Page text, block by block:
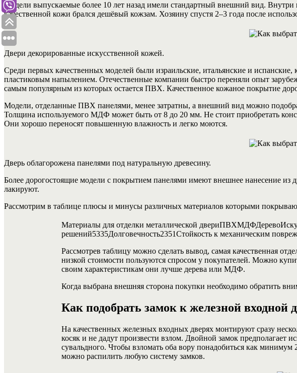
Модели выпускаемые более 10 лет назад имели стандартный внешний вид.
качественной кожи брался дешёвый кожзам. Хозяину спустя 2–3 года после
Двери декорированные искусственной кожей.
Среди первых качественных моделей были израильские, итальянские и
пластиковым напылением. Отечественные компании быстро переняли опыт
самым популярным из которых остается ПВХ. Качественное кожаное покрытие
Модели, отделанные ПВХ панелями, менее затратны, а внешний вид можно
Толщина используемого МДФ может быть от 8 до 20 мм. Не стоит приобретать
Они хорошо переносят повышенную влажность и легко моются.
Дверь облагорожена панелями под натуральную древесину.
Более дорогостоящие модели с покрытием панелями имеют внешнее нанесение
лакируют.
Рассмотрим в таблице плюсы и минусы различных материалов которыми
Материалы для отделки металлической
решений5335Долговечность2351Стойкость к механическим
Рассмотрев таблицу можно сделать вывод, самая качественная
низкой стоимости пользуются спросом у покупателей. Можно
своим характеристикам они лучше дерева или МДФ.
Когда выбрана внешняя сторона покупки необходимо обратить
Как подобрать замок к железной входной
На качественных железных входных дверях монтируют сразу
косяк и не дадут произвести взлом. Двойной замок предполагает
сувальдного. Чтобы взломать оба вору понадобиться как
можно распилить любую систему замков.